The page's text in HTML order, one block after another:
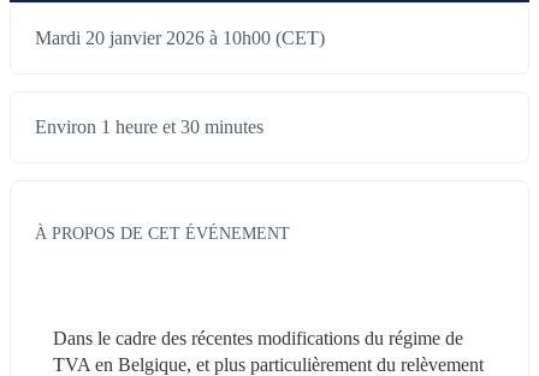
Mardi 20 janvier 2026 à 10h00 (CET)
Environ 1 heure et 30 minutes
À PROPOS DE CET ÉVÉNEMENT
Dans le cadre des récentes modifications du régime de
TVA en Belgique, et plus particulièrement du relèvement